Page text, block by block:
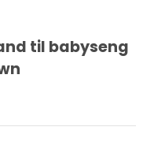
til babyseng